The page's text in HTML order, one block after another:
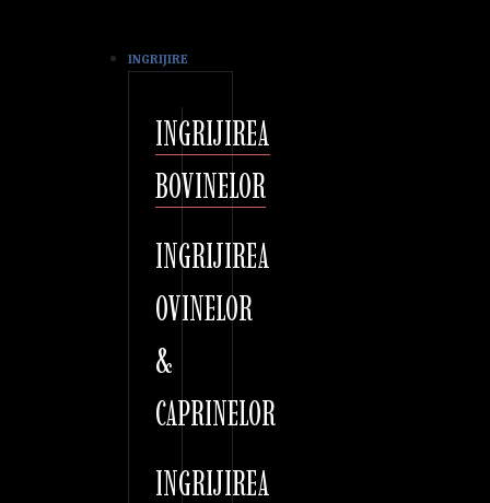
INGRIJIRE
INGRIJIREA
BOVINELOR
INGRIJIREA
OVINELOR
&
CAPRINELOR
INGRIJIREA